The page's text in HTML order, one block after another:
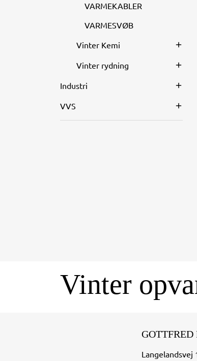
VARMEKABLER
VARMESVØB
Vinter Kemi
Vinter rydning
Industri
VVS
Vinter
GOTTFRED
Langelandsvej